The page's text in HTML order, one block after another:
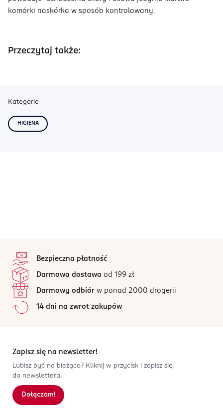
komórki naskórka w sposób kontrolowany.
Przeczytaj także:
Kategorie
HIGIENA
Bezpieczna płatność
Darmowa dostawa od 199 zł
Darmowy odbiór w ponad 2000 drogerii
14 dni na zwrot zakupów
Zapisz się na newsletter!
Lubisz być na bieżąco? Kliknij w przycisk i zapisz się
do newslettera.
Dołączam!